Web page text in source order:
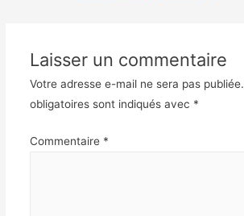
Laisser un commentaire
Votre adresse e-mail ne sera pas publiée.
obligatoires sont indiqués avec *
Commentaire *